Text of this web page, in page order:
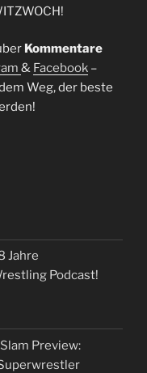
Kommentare
& Facebook –
Weg, der beste
Jahre
Podcast!
Preview: